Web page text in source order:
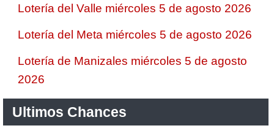
Lotería del Valle miércoles 5 de agosto 2026
Lotería del Meta miércoles 5 de agosto 2026
Lotería de Manizales miércoles 5 de agosto
2026
Ultimos Chances